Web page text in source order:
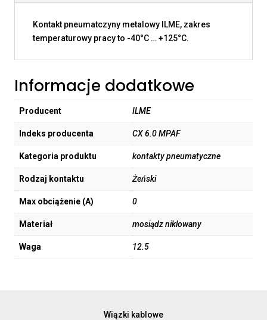
Kontakt pneumatczyny metalowy ILME, zakres
temperaturowy pracy to -40°C … +125°C.
Informacje dodatkowe
Producent ILME
Indeks producenta CX 6.0 MPAF
Kategoria produktu kontakty pneumatyczne
Rodzaj kontaktu Żeński
Max obciążenie (A) 0
Materiał mosiądz niklowany
Waga 12.5
Wiązki kablowe